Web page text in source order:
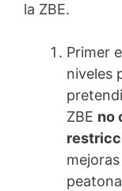
la ZBE.
Primer
niveles
ZBE no